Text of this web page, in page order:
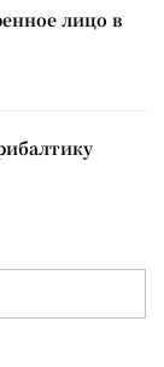
лицо в